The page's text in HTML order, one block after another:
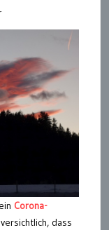
Corona-
dass